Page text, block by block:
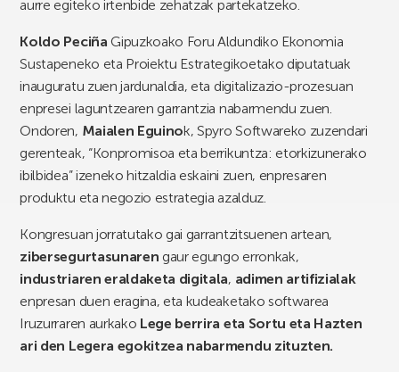
aurre egiteko irtenbide zehatzak partekatzeko.
Koldo Peciña Gipuzkoako Foru Aldundiko Ekonomia
Sustapeneko eta Proiektu Estrategikoetako diputatuak
inauguratu zuen jardunaldia, eta digitalizazio-prozesuan
enpresei laguntzearen garrantzia nabarmendu zuen.
Ondoren, Maialen Eguinok, Spyro Softwareko zuzendari
gerenteak, “Konpromisoa eta berrikuntza: etorkizunerako
ibilbidea” izeneko hitzaldia eskaini zuen, enpresaren
produktu eta negozio estrategia azalduz.
Kongresuan jorratutako gai garrantzitsuenen artean,
zibersegurtasunaren gaur egungo erronkak,
industriaren eraldaketa digitala, adimen artifizialak
enpresan duen eragina, eta kudeaketako softwarea
Iruzurraren aurkako Lege berrira eta Sortu eta Hazten
ari den Legera egokitzea nabarmendu zituzten.